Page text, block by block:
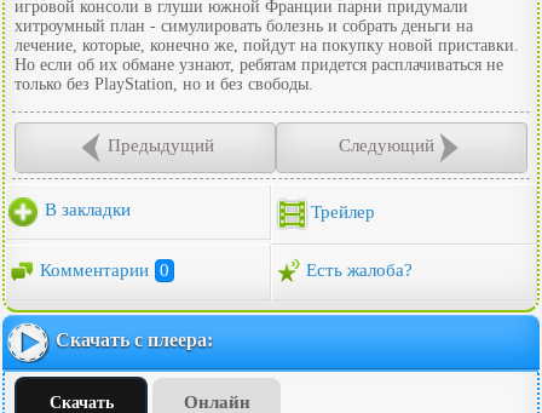
игровой консоли в глуши южной Франции парни придумали
хитроумный план - симулировать болезнь и собрать деньги на
лечение, которые, конечно же, пойдут на покупку новой приставки.
Но если об их обмане узнают, ребятам придется расплачиваться не
только без PlayStation, но и без свободы.
Предыдущий Следующий
В закладки Трейлер
Комментарии 0 Есть жалоба?
Скачать с плеера:
Скачать Онлайн